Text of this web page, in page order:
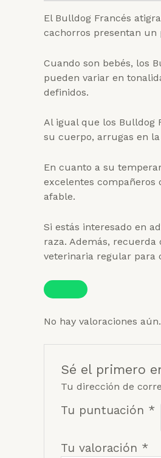
El Bulldog Francés
cachorros presentan un
Cuando son bebés, los
pueden variar en
definidos.
Al igual que los Bulldog
su cuerpo, arrugas en
En cuanto a su
excelentes
afable.
Si estás interesado en
raza. Además,
veterinaria regular para
No hay valoraciones aún.
Sé el primero
Tu dirección de
Tu puntuación *
Tu valoración *